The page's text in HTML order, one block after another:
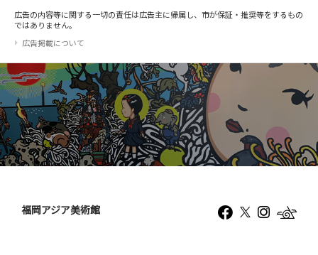
広告の内容等に関する一切の責任は広告主に帰属し、市が保証・推奨等をするもの
ではありません。
広告掲載について
福岡アジア美術館